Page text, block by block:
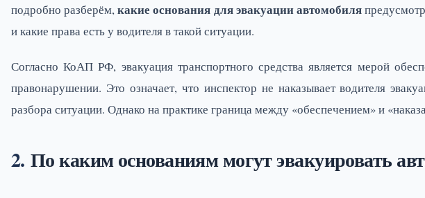
подробно разберём,какие основания для эвакуации автомобиля
и какие права есть у водителя в такой ситуации.
Согласно КоАП РФ, эвакуация транспортного средства является мерой
правонарушении. Это означает, что инспектор не наказывает водителя
разбора ситуации. Однако на практике граница между «обеспечением» и
По каким основаниям могут эвакуировать